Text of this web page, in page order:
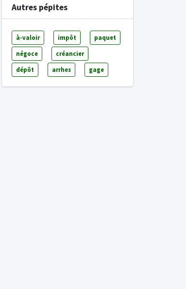
Autres pépites
à-valoir impôt paquet
négoce créancier
dépôt arrhes gage